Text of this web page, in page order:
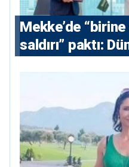
Mekke’de
saldırı” paktı: